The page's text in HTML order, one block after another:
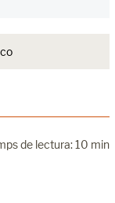
de lectura: 10 min